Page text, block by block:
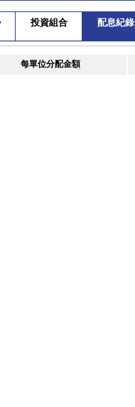
投資組合 配息紀錄
每單位分配金額